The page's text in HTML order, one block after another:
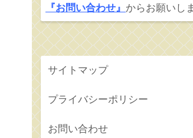
『お問い合わせ』 からお願いし
サイトマップ
プライバシーポリシー
お問い合わせ